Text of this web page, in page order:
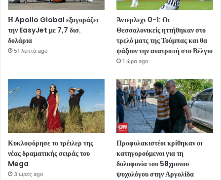
Η Apollo Global εξαγοράζει
την EasyJet με 7,7 δισ.
δολάρια
51 λεπτά ago
Άντερλεχτ 0-1: Οι
Θεσσαλονικείς ηττήθηκαν στο
τρελό ματς της Τούμπας και θα
ψάξουν την ανατροπή στο Βέλγιο
1 ώρα ago
Κυκλοφόρησε το τρέιλερ της
νέας δραματικής σειράς του
Mega
3 ώρες ago
Προφυλακιστέοι κρίθηκαν οι
κατηγορούμενοι για τη
δολοφονία του 58χρονου
ψυχολόγου στην Αργολίδα